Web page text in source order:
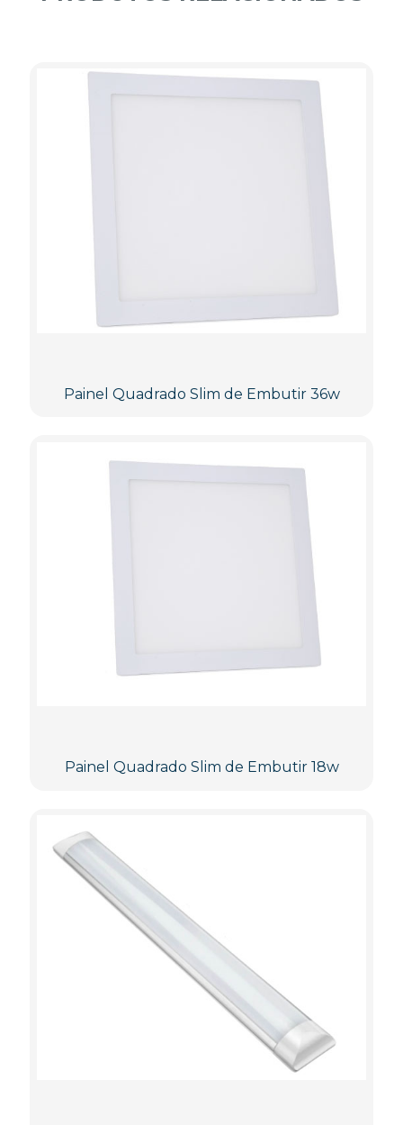
Painel Quadrado Slim de Embutir 36w
Painel Quadrado Slim de Embutir 18w